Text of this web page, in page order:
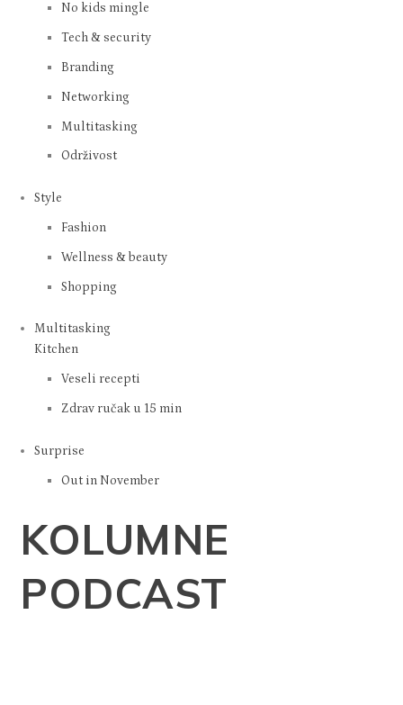
No kids mingle
Tech & security
Branding
Networking
Multitasking
Održivost
Style
Fashion
Wellness & beauty
Shopping
Multitasking
Kitchen
Veseli recepti
Zdrav ručak u 15 min
Surprise
Out in November
KOLUMNE
PODCAST